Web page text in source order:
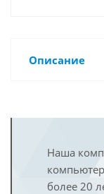
Описание
Наша
более 20